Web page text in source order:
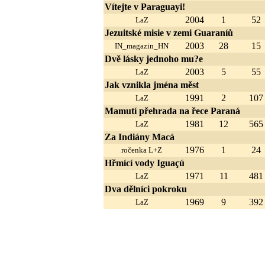
Vítejte v Paraguayi!
LaZ 2004 1
52
Jezuitské misie v zemi Guaraníů
IN_magazin_HN 2003 28
15
Dvě lásky jednoho mu?e
LaZ 2003 5
55
Jak vznikla jména měst
LaZ 1991 2
107
Mamutí přehrada na řece Paraná
LaZ 1981 12
565
Za Indiány Macá
ročenka L+Z 1976 1
24
Hřmící vody Iguaçú
LaZ 1971 11
481
Dva dělníci pokroku
LaZ 1969 9 392